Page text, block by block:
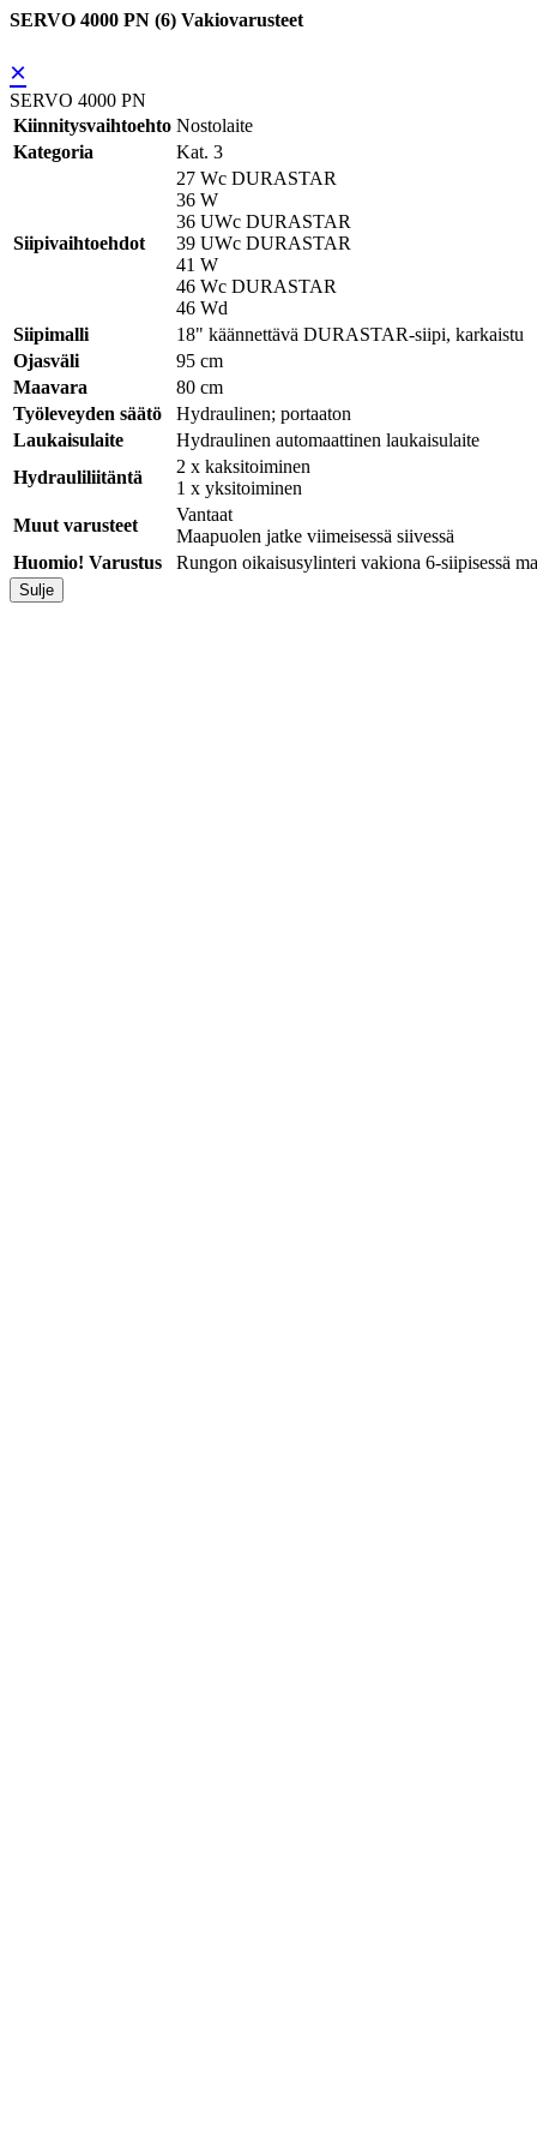
SERVO 4000 PN (6) Vakiovarusteet
×
SERVO 4000 PN
Kiinnitysvaihtoehto Nostolaite
Kategoria
Kat. 3
Siipivaihtoehdot
27 Wc DURASTAR
36 W
36 UWc DURASTAR
39 UWc DURASTAR
41 W
46 Wc DURASTAR
46 Wd
Siipimalli
18" käännettävä DURASTAR-siipi, karkaistu
Ojasväli
95 cm
Maavara
80 cm
Työleveyden säätö
Hydraulinen; portaaton
Laukaisulaite
Hydraulinen automaattinen laukaisulaite
Hydrauliliitäntä
2 x kaksitoiminen
1 x yksitoiminen
Muut varusteet
Vantaat
Maapuolen jatke viimeisessä siivessä
Huomio! Varustus
Rungon oikaisusylinteri vakiona 6-siipisessä
Sulje